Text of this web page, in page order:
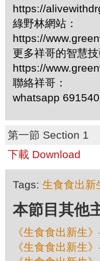
https://
綠野林網站：
https://
更多祥哥的智慧技
https://
聯絡祥哥：
whatsapp
第一節 Section 1
下載 Download
Tags: 生食食出新
本節目其他
《生食食出新生
《生食食出新生